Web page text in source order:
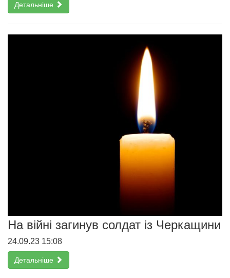
Детальніше
На війні загинув солдат із Черкащини
24.09.23 15:08
Детальніше